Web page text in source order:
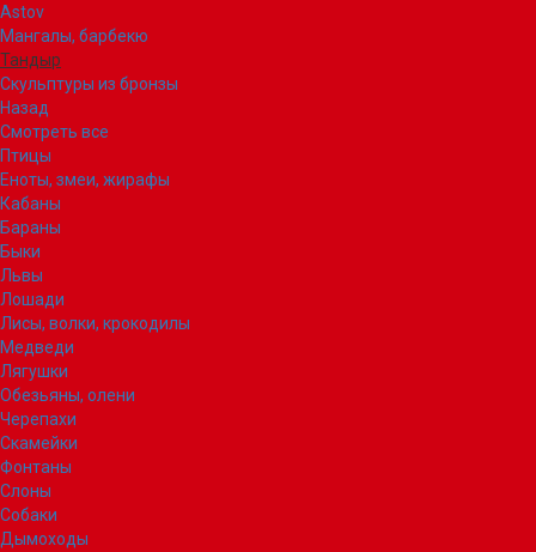
Astov
Мангалы, барбекю
Тандыр
Скульптуры из бронзы
Назад
Смотреть все
Птицы
Еноты, змеи, жирафы
Кабаны
Бараны
Быки
Львы
Лошади
Лисы, волки, крокодилы
Медведи
Лягушки
Обезьяны, олени
Черепахи
Скамейки
Фонтаны
Слоны
Собаки
Дымоходы